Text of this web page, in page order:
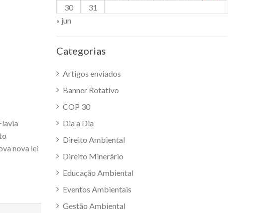
nova lei
30
31
« jun
Categorias
Artigos enviados
Banner Rotativo
COP 30
Dia a Dia
Direito Ambiental
Direito Minerário
Educação Ambiental
Eventos Ambientais
Gestão Ambiental